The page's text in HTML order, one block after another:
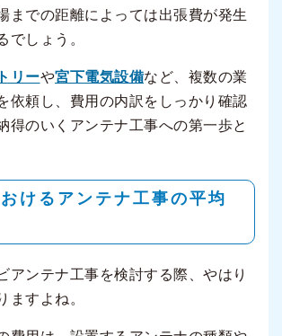
までの距離によっては出張費が発生
でしょう。
リーや宮下電気設備など、複数の業
依頼し、費用の内訳をしっかり確認
得のいくアンテナ工事への第一歩と
けるアンテナ工事の平均
アンテナ工事を検討する際、やはり
ますよね。